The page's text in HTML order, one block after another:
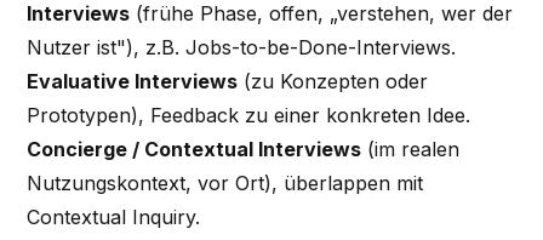
Interviews (frühe Phase, offen, „verstehen, wer der
Nutzer ist"), z.B. Jobs-to-be-Done-Interviews.
Evaluative Interviews (zu Konzepten oder
Prototypen), Feedback zu einer konkreten Idee.
Concierge / Contextual Interviews (im realen
Nutzungskontext, vor Ort), überlappen mit
Contextual Inquiry.